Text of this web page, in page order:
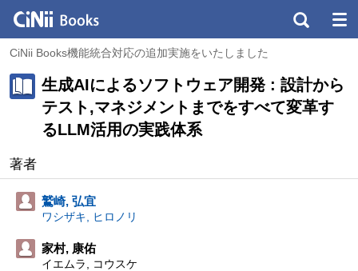
CiNii Books機能統合対応の追加実施をいたしました
生成AIによるソフトウェア開発 : 設計から
テスト,マネジメントまでをすべて変革す
るLLM活用の実践体系
著者
鷲崎, 弘宜
ワシザキ, ヒロノリ
家村, 康佑
イエムラ, コウスケ